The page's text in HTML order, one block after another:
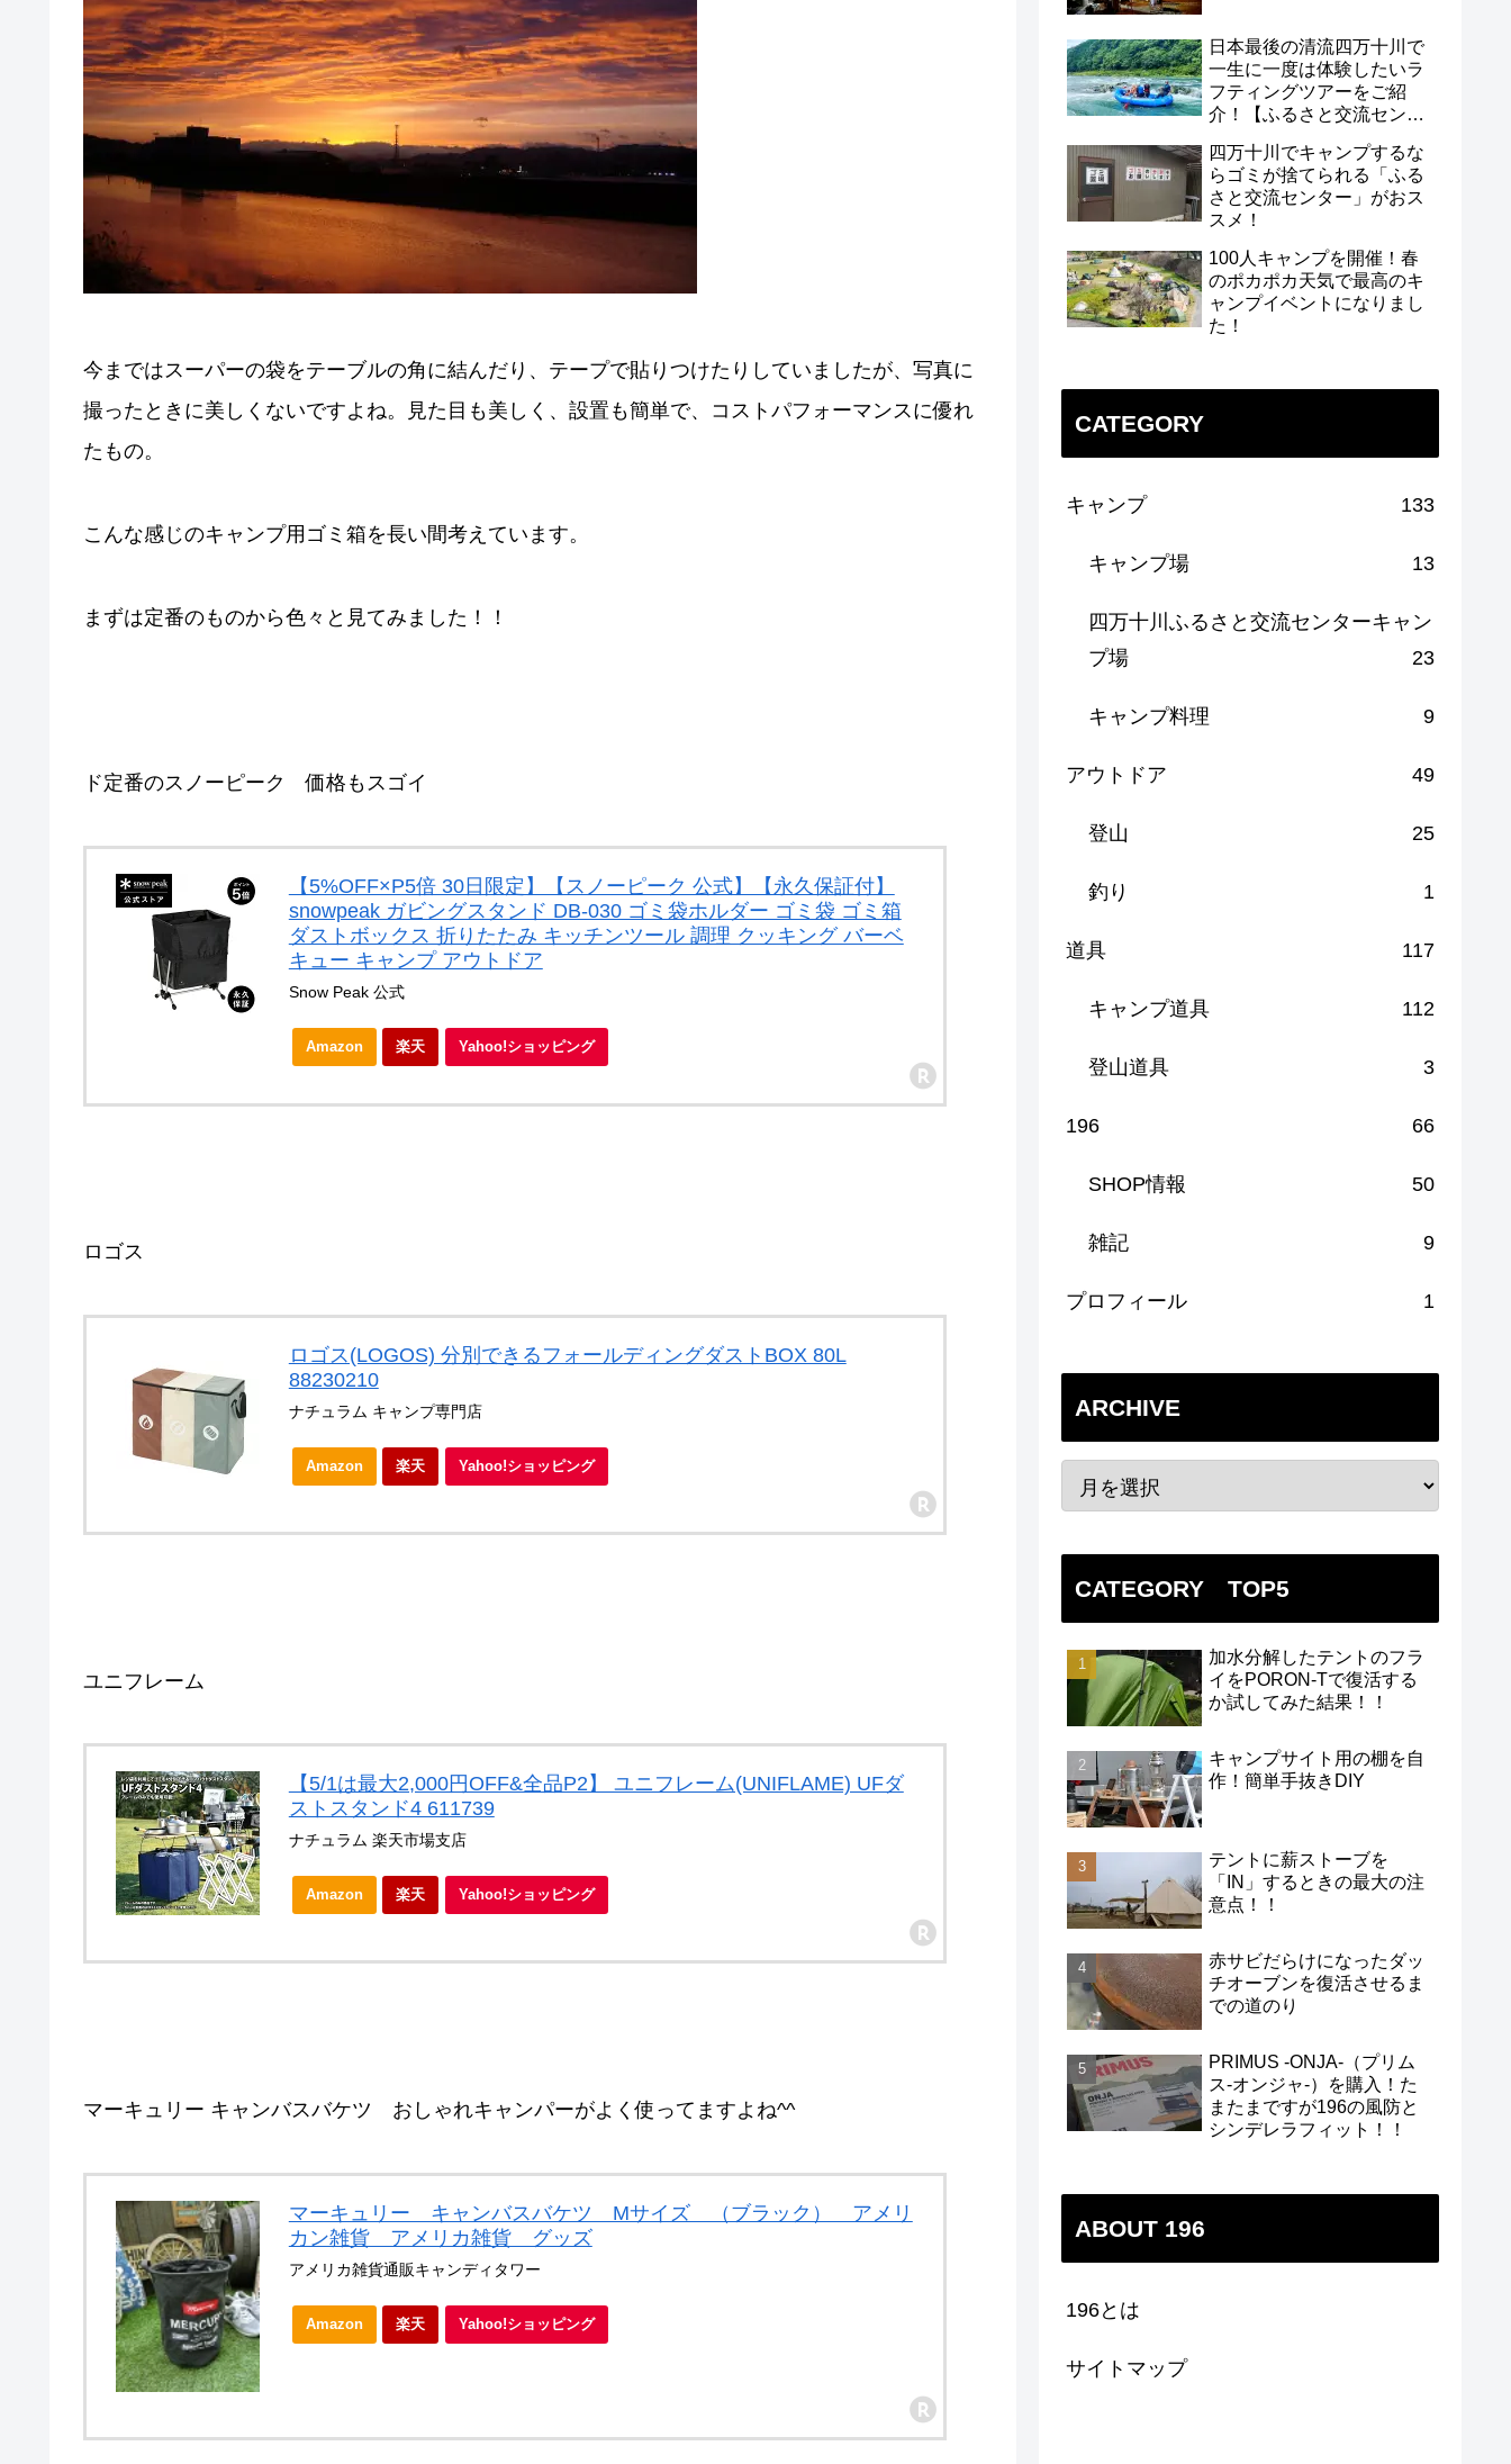
今まではスーパーの袋をテーブルの角に結んだり、テープで貼りつけたりしていましたが、写真に
撮ったときに美しくないですよね。見た目も美しく、設置も簡単で、コストパフォーマンスに優れ
たもの。
こんな感じのキャンプ用ゴミ箱を長い間考えています。
まずは定番のものから色々と見てみました！！
ド定番のスノーピーク 価格もスゴイ
【5%OFF×P5倍 30日限定】【スノーピーク 公式】【永久保証付】
snowpeak ガビングスタンド DB-030 ゴミ袋ホルダー ゴミ袋 ゴミ箱
ダストボックス 折りたたみ キッチンツール 調理 クッキング バーベ
キュー キャンプ アウトドア
Snow Peak 公式
Amazon 楽天 Yahoo!ショッピング
ロゴス
ロゴス(LOGOS) 分別できるフォールディングダストBOX 80L
88230210
ナチュラム キャンプ専門店
Amazon 楽天 Yahoo!ショッピング
ユニフレーム
【5/1は最大2,000円OFF&全品P2】 ユニフレーム(UNIFLAME) UFダ
ストスタンド4 611739
ナチュラム 楽天市場支店
Amazon 楽天 Yahoo!ショッピング
マーキュリー キャンバスバケツ おしゃれキャンパーがよく使ってますよね^^
マーキュリー キャンバスバケツ Mサイズ （ブラック） アメリ
カン雑貨 アメリカ雑貨 グッズ
アメリカ雑貨通販キャンディタワー
Amazon 楽天 Yahoo!ショッピング
日本最後の清流四万十川で
一生に一度は体験したいラ
フティングツアーをご紹
介！【ふるさと交流センタ
四万十川でキャンプするな
らゴミが捨てられる「ふる
さと交流センター」がおス
スメ！
100人キャンプを開催！春
のポカポカ天気で最高のキ
ャンプイベントになりまし
た！
CATEGORY
キャンプ 133
キャンプ場 13
四万十川ふるさと交流センターキャン
プ場
23
キャンプ料理 9
アウトドア 49
登山 25
釣り 1
道具 117
キャンプ道具 112
登山道具 3
196 66
SHOP情報 50
雑記 9
プロフィール 1
ARCHIVE
CATEGORY TOP5
加水分解したテントのフラ
イをPORON-Tで復活する
か試してみた結果！！
キャンプサイト用の棚を自
作！簡単手抜きDIY
テントに薪ストーブを
「IN」するときの最大の注
意点！！
赤サビだらけになったダッ
チオーブンを復活させるま
での道のり
PRIMUS -ONJA-（プリム
ス-オンジャ-）を購入！た
またまですが196の風防と
シンデレラフィット！！
ABOUT 196
196とは
サイトマップ